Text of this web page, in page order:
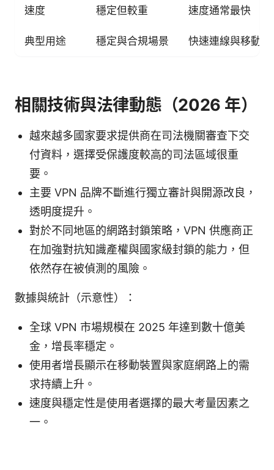
速度 穩定但較重 速度通常最快
典型用途 穩定與合規場景 快速連線與移動裝
相關技術與法律動態（2026 年）
越來越多國家要求提供商在司法機關審查下交
付資料，選擇受保護度較高的司法區域很重
要。
主要 VPN 品牌不斷進行獨立審計與開源改良，
透明度提升。
對於不同地區的網路封鎖策略，VPN 供應商正
在加強對抗知識產權與國家級封鎖的能力，但
依然存在被偵測的風險。
數據與統計（示意性）：
全球 VPN 市場規模在 2025 年達到數十億美
金，增長率穩定。
使用者增長顯示在移動裝置與家庭網路上的需
求持續上升。
速度與穩定性是使用者選擇的最大考量因素之
一。